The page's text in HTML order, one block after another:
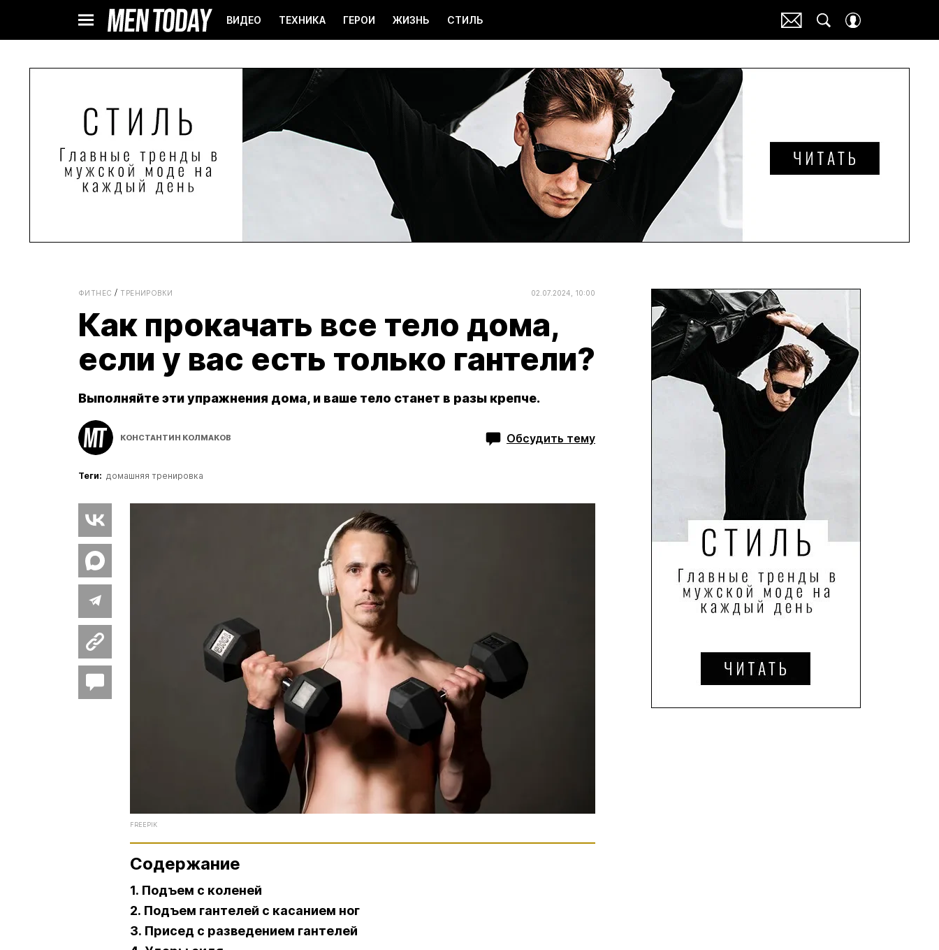
ВИДЕО ТЕХНИКА ГЕРОИ ЖИЗНЬ СТИЛЬ
ФИТНЕС ТРЕНИРОВКИ 02.07.2024, 10:00
Как прокачать все тело дома,
если у вас есть только гантели?
Выполняйте эти упражнения дома, и ваше тело станет в разы крепче.
КОНСТАНТИН КОЛМАКОВ Обсудить тему
Теги: домашняя тренировка
FREEPIK
Содержание
1. Подъем с коленей
2. Подъем гантелей с касанием ног
3. Присед с разведением гантелей